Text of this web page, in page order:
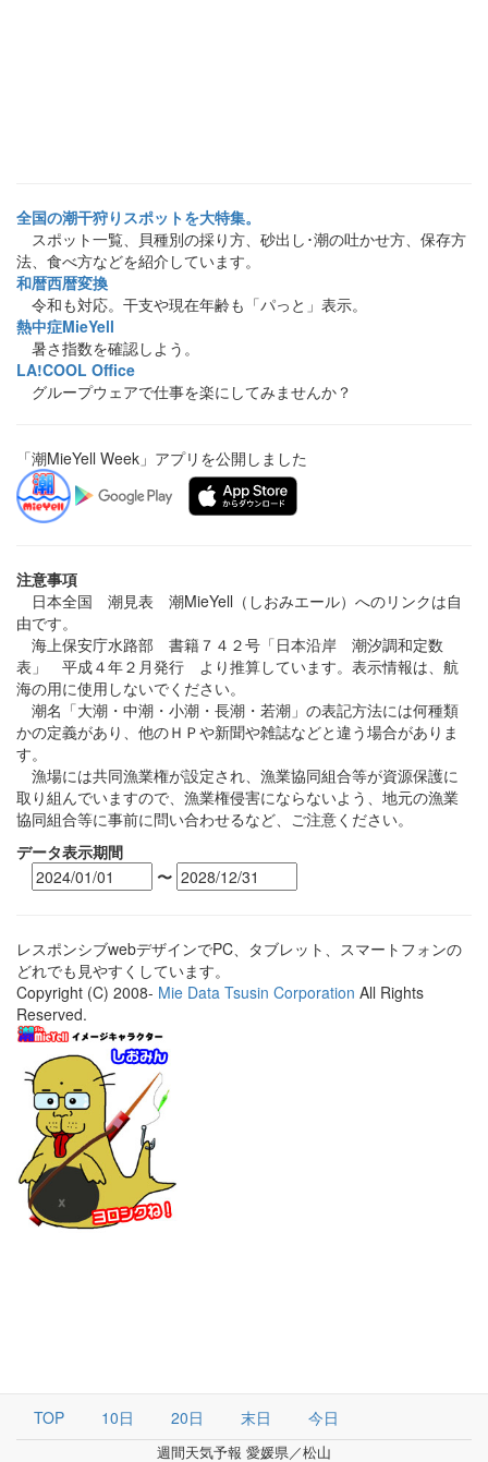
全国の潮干狩りスポットを大特集。
スポット一覧、貝種別の採り方、砂出し･潮の吐かせ方、保存方
法、食べ方などを紹介しています。
和暦西暦変換
令和も対応。干支や現在年齢も「パっと」表示。
熱中症MieYell
暑さ指数を確認しよう。
LA!COOL Office
グループウェアで仕事を楽にしてみませんか？
「潮MieYell Week」アプリを公開しました
注意事項
日本全国 潮見表 潮MieYell（しおみエール）へのリンクは自
由です。
海上保安庁水路部 書籍７４２号「日本沿岸 潮汐調和定数
表」 平成４年２月発行 より推算しています。表示情報は、航
海の用に使用しないでください。
潮名「大潮・中潮・小潮・長潮・若潮」の表記方法には何種類
かの定義があり、他のＨＰや新聞や雑誌などと違う場合がありま
す。
漁場には共同漁業権が設定され、漁業協同組合等が資源保護に
取り組んでいますので、漁業権侵害にならないよう、地元の漁業
協同組合等に事前に問い合わせるなど、ご注意ください。
データ表示期間
〜
レスポンシブwebデザインでPC、タブレット、スマートフォンの
どれでも見やすくしています。
Copyright (C) 2008- Mie Data Tsusin Corporation All Rights
Reserved.
TOP 10日 20日 末日 今日
週間天気予報 愛媛県／松山